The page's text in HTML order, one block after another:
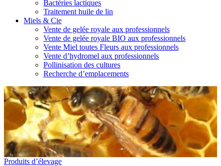
Bactéries lactiques
Traitement huile de lin
Miels & Cie
Vente de gelée royale aux professionnels
Vente de gelée royale BIO aux professionnels
Vente Miel toutes Fleurs aux professionnels
Vente d’hydromel aux professionnels
Pollinisation des cultures
Recherche d’emplacements
Produits d’élevage